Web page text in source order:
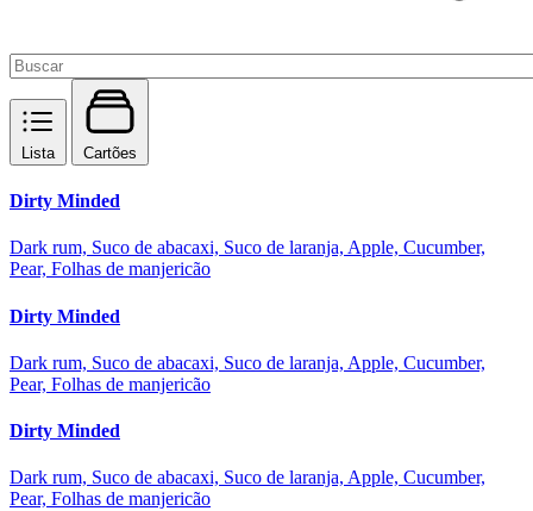
Lista Cartões
Dirty Minded
Dark rum, Suco de abacaxi, Suco de laranja, Apple, Cucumber,
Pear, Folhas de manjericão
Dirty Minded
Dark rum, Suco de abacaxi, Suco de laranja, Apple, Cucumber,
Pear, Folhas de manjericão
Dirty Minded
Dark rum, Suco de abacaxi, Suco de laranja, Apple, Cucumber,
Pear, Folhas de manjericão